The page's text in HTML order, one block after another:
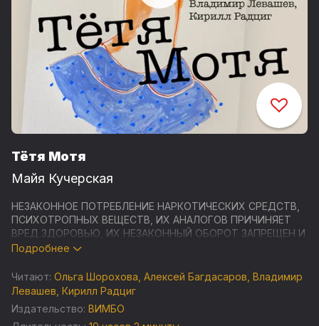
Тётя Мотя
Майя Кучерская
НЕЗАКОННОЕ ПОТРЕБЛЕНИЕ НАРКОТИЧЕСКИХ СРЕДСТВ,
ПСИХОТРОПНЫХ ВЕЩЕСТВ, ИХ АНАЛОГОВ ПРИЧИНЯЕТ
ВРЕД ЗДОРОВЬЮ, ИХ НЕЗАКОННЫЙ ОБОРОТ ЗАПРЕЩЕН И
ВЛЕЧЕТ УСТАНОВЛЕННУЮ ЗАКОНОДАТЕЛЬСТВОМ
Майя Кучерская «Тётя Мотя» - психологический семейный
голосования премии «Большая книга».
Подробнее
Читают: Ольга Шорохова Алексей Багдасаров Владимир
Левашев Кирилл Радциг
Издательство: ВИМБО